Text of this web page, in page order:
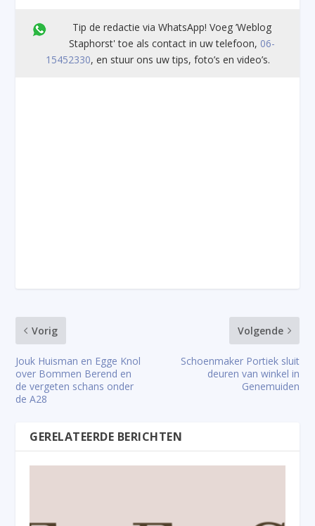
Tip de redactie via WhatsApp! Voeg ’Weblog
Staphorst' toe als contact in uw telefoon, 06-
15452330, en stuur ons uw tips, foto’s en video’s.
Vorig
Jouk Huisman en Egge Knol
over Bommen Berend en
de vergeten schans onder
de A28
Volgende
Schoenmaker Portiek sluit
deuren van winkel in
Genemuiden
GERELATEERDE BERICHTEN